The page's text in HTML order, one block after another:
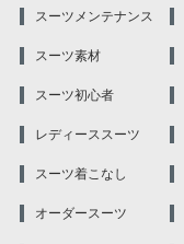
スーツメンテナンス
スーツ素材
スーツ初心者
レディーススーツ
スーツ着こなし
オーダースーツ